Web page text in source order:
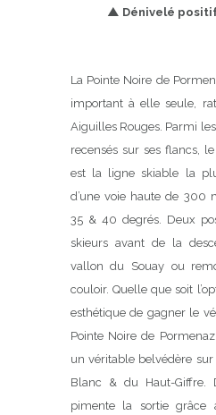
▲ Dénivelé
La Pointe Noire de
important à elle seule,
Aiguilles Rouges. Parmi
recensés sur ses flancs,
est la ligne skiable la
d’une voie haute de 300
35 & 40 degrés. Deux
skieurs avant de la
vallon du Souay ou
couloir. Quelle que soit
esthétique de gagner le
Pointe Noire de
un véritable belvédère
Blanc & du Haut-Giffre.
pimente la sortie grâce